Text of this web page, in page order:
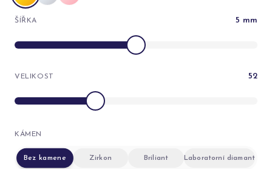
ŠÍŘKA 5 mm
VELIKOST 52
KÁMEN
Bez kamene Zirkon Briliant Laboratorní diamant